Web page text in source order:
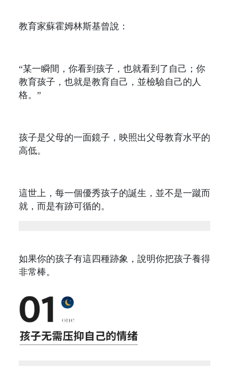
教育家蘇霍姆林斯基曾說：
“某一瞬間，你看到孩子，也就看到了自己；你
教育孩子，也就是教育自己，並檢驗自己的人
格。”
孩子是父母的一面鏡子，映照出父母教育水平的
高低。
這世上，每一個優秀孩子的誕生，並不是一蹴而
就，而是有跡可循的。
如果你的孩子有這四種跡象，說明你把孩子養得
非常棒。